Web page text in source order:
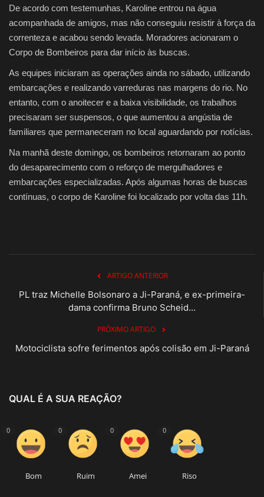
De acordo com testemunhas, Karoline entrou na água
acompanhada de amigos, mas não conseguiu resistir à força da
correnteza e acabou sendo levada. Moradores acionaram o
Corpo de Bombeiros para dar início às buscas.
As equipes iniciaram as operações ainda no sábado, utilizando
embarcações e realizando varreduras nas margens do rio. No
entanto, com o anoitecer e a baixa visibilidade, os trabalhos
precisaram ser suspensos, o que aumentou a angústia de
familiares que permaneceram no local aguardando por notícias.
Na manhã deste domingo, os bombeiros retornaram ao ponto
do desaparecimento com o reforço de mergulhadores e
embarcações especializadas. Após algumas horas de buscas
contínuas, o corpo de Karoline foi localizado por volta das 11h.
ARTIGO ANTERIOR
PL traz Michelle Bolsonaro a Ji-Paraná, e ex-primeira-
dama confirma Bruno Scheid...
PRÓXIMO ARTIGO
Motociclista sofre ferimentos após colisão em Ji-Paraná
QUAL É A SUA REAÇÃO?
0
Bom
0
Ruim
0
Amei
0
Riso